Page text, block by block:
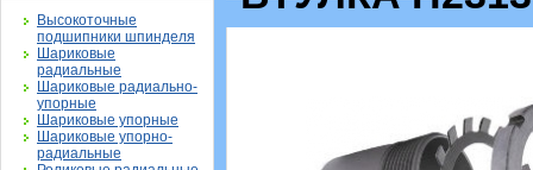
Высокоточные
подшипники шпинделя
Шариковые
радиальные
Шариковые радиально-
упорные
Шариковые упорные
Шариковые упорно-
радиальные